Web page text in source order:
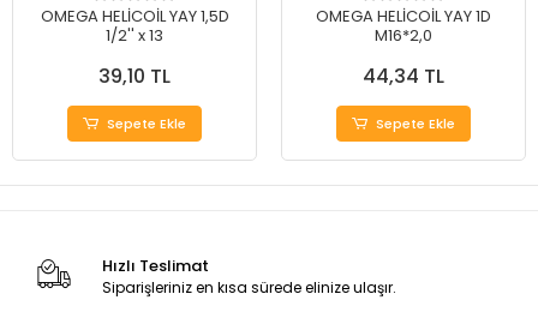
OMEGA HELİCOİL YAY 1,5D
1/2'' x 13
39,10 TL
Sepete Ekle
OMEGA HELİCOİL YAY 1D
M16*2,0
44,34 TL
Sepete Ekle
Hızlı Teslimat
Siparişleriniz en kısa sürede elinize ulaşır.